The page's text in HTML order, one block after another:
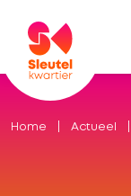
Home Actueel